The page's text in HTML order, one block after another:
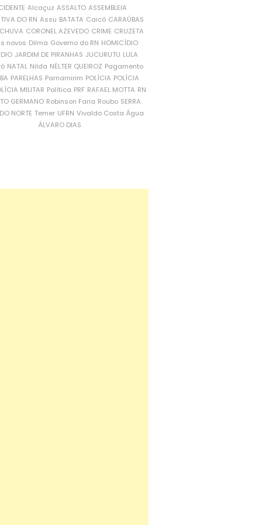
Alcaçuz ASSALTO ASSEMBLEIA
DO RN Assu BATATA Caicó CARAÚBAS
CORONEL AZEVEDO CRIME CRUZETA
novos Dilma Governo do RN HOMICÍDIO
JARDIM DE PIRANHAS JUCURUTU LULA
NATAL Nilda NÉLTER QUEIROZ Pagamento
PARELHAS Parnamirim POLÍCIA POLÍCIA
MILITAR Política PRF RAFAEL MOTTA RN
GERMANO Robinson Faria Roubo SERRA
NORTE Temer UFRN Vivaldo Costa Água
ÁLVARO DIAS